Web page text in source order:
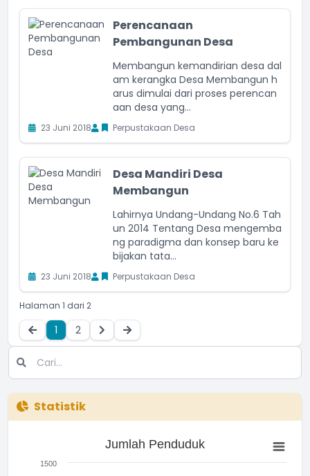
Perencanaan
Pembangunan Desa
Membangun kemandirian desa dal
am kerangka Desa Membangun h
arus dimulai dari proses perencan
aan desa yang...
23 Juni 2018 Perpustakaan Desa
Desa Mandiri Desa
Membangun
Lahirnya Undang-Undang No.6 Tah
un 2014 Tentang Desa mengemba
ng paradigma dan konsep baru ke
bijakan tata...
23 Juni 2018 Perpustakaan Desa
Halaman 1 dari 2
1 2
Statistik
Bar chart with 3 bars.
The chart has 1 X axis displaying categories.
Jumlah Penduduk
1500